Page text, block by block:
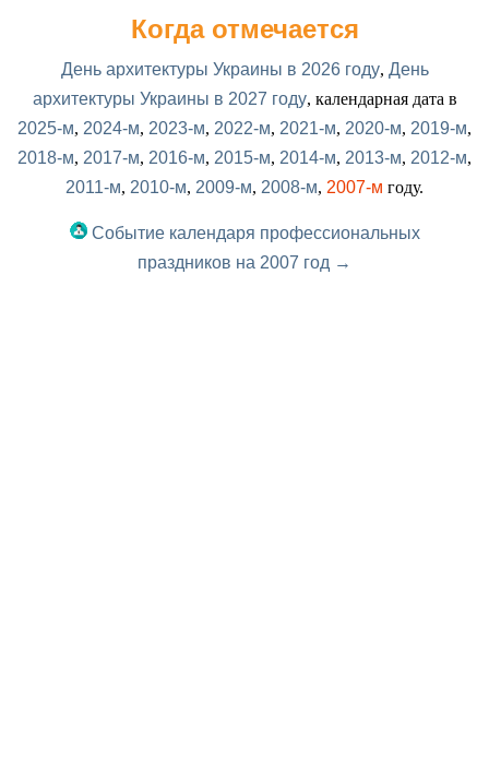
Когда отмечается
День архитектуры Украины в 2026 году, День
архитектуры Украины в 2027 году, календарная дата в
2025-м, 2024-м, 2023-м, 2022-м, 2021-м, 2020-м, 2019-м,
2018-м, 2017-м, 2016-м, 2015-м, 2014-м, 2013-м, 2012-м,
2011-м, 2010-м, 2009-м, 2008-м, 2007-м году.
Событие календаря профессиональных
праздников на 2007 год →